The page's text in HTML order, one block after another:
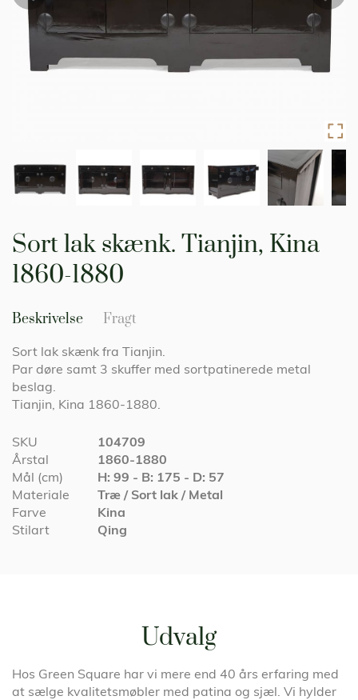
Sort lak skænk. Tianjin, Kina
1860-1880
Beskrivelse
Sort lak skænk fra Tianjin.
Par døre samt 3 skuffer med sortpatinerede metal
beslag.
Tianjin, Kina 1860-1880.
Specifikationer
SKU
104709
Årstal
1860-1880
Mål (cm)
H: 99 - B: 175 - D: 57
Materiale
Træ / Sort lak / Metal
Farve
Kina
Stilart
Qing
Fragt
starten
af
billedgalleriet
Udvalg
Hos Green Square har vi mere end 40 års erfaring med
at sælge kvalitetsmøbler med patina og sjæl. Vi hylder